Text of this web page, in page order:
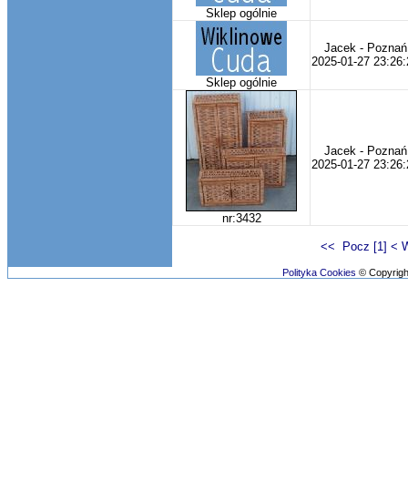
Sklep ogólnie
Sklep ogólnie
Jacek - Poznań
2025-01-27
nr:3432
Jacek - Poznań
2025-01-27
<< Pocz [1] <
Polityka Cookies ©